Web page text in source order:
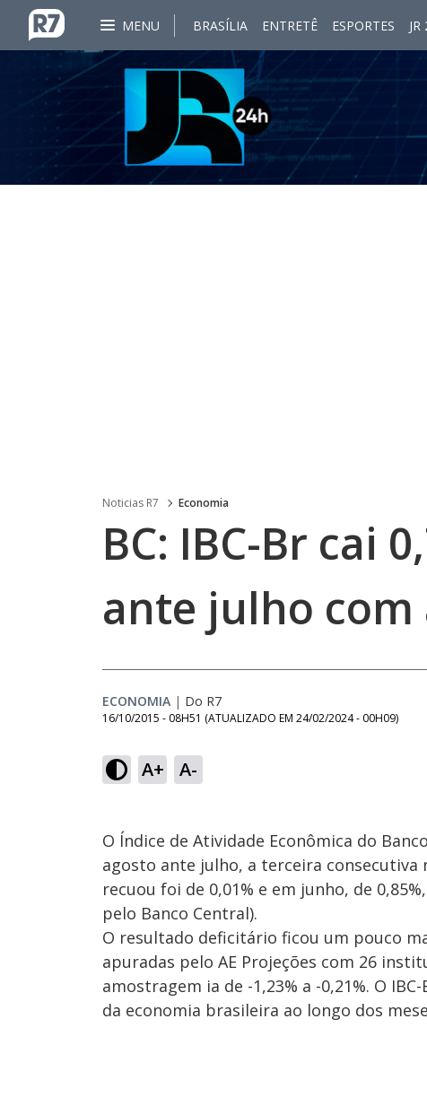
MENU BRASÍLIA ENTRETÊ ESPORTES JR
Noticias R7 Economia
BC: IBC-Br cai
ante julho com
ECONOMIA | Do R7
16/10/2015 - 08H51 (ATUALIZADO EM 24/02/2024 - 00H09)
A+ A-
O Índice de Atividade Econômica do
agosto ante julho, a terceira consecutiva
recuou foi de 0,01% e em junho, de
pelo Banco Central).
O resultado deficitário ficou um pouco
apuradas pelo AE Projeções com 26
amostragem ia de -1,23% a -0,21%. O
da economia brasileira ao longo dos